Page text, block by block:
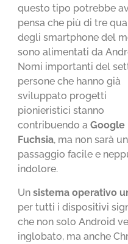
questo tipo potrebbe
pensa che più di tre
degli smartphone del
sono alimentati da
Nomi importanti del
persone che hanno già
sviluppato progetti
pionieristici stanno
contribuendo aGoogle
Fuchsia, ma non sarà un
passaggio facile e
indolore.
Unsistema operativo
per tutti i dispositivi
che non solo Android
inglobato, ma anche